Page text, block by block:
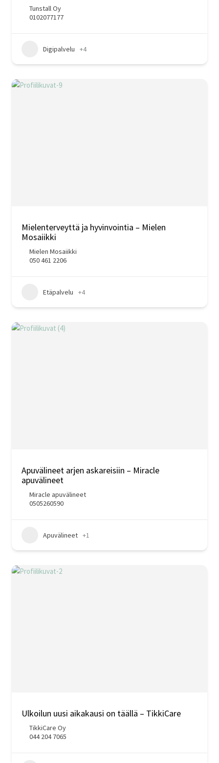
Tunstall Oy
0102077177
Digipalvelu +4
Mielenterveyttä ja hyvinvointia – Mielen
Mosaiikki
Mielen Mosaiikki
050 461 2206
Etäpalvelu +4
Apuvälineet arjen askareisiin – Miracle
apuvälineet
Miracle apuvälineet
0505260590
Apuvälineet +1
Ulkoilun uusi aikakausi on täällä – TikkiCare
TikkiCare Oy
044 204 7065